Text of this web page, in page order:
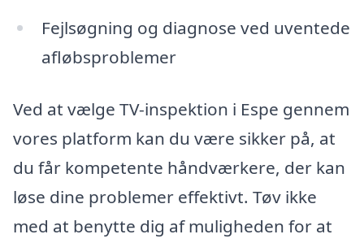
Fejlsøgning og diagnose ved uventede
afløbsproblemer
Ved at vælge TV-inspektion i Espe gennem
vores platform kan du være sikker på, at
du får kompetente håndværkere, der kan
løse dine problemer effektivt. Tøv ikke
med at benytte dig af muligheden for at